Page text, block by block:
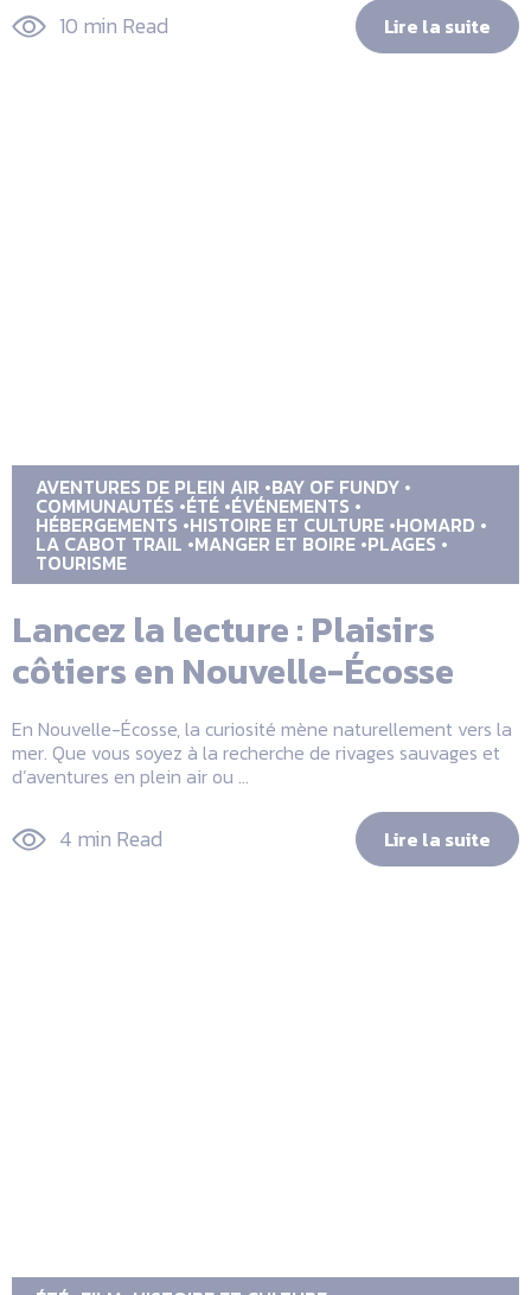
10 min Read Lire la suite
AVENTURES DE PLEIN AIR BAY OF FUNDY
COMMUNAUTÉS ÉTÉ ÉVÉNEMENTS
HÉBERGEMENTS HISTOIRE ET CULTURE HOMARD
LA CABOT TRAIL MANGER ET BOIRE PLAGES
TOURISME
Lancez la lecture : Plaisirs
côtiers en Nouvelle-Écosse
En Nouvelle-Écosse, la curiosité mène naturellement vers la
mer. Que vous soyez à la recherche de rivages sauvages et
d’aventures en plein air ou ...
4 min Read Lire la suite